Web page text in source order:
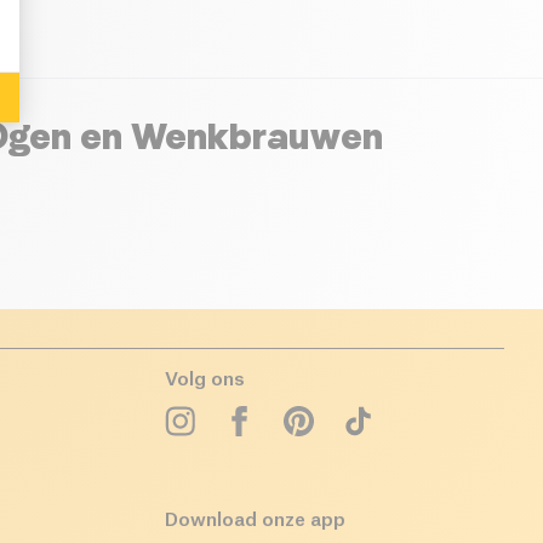
en Wenkbrauwen
Volg ons
Download onze app